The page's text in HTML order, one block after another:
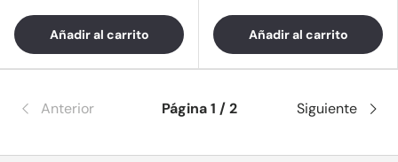
Añadir al carrito Añadir al carrito
Anterior Página 1 / 2 Siguiente